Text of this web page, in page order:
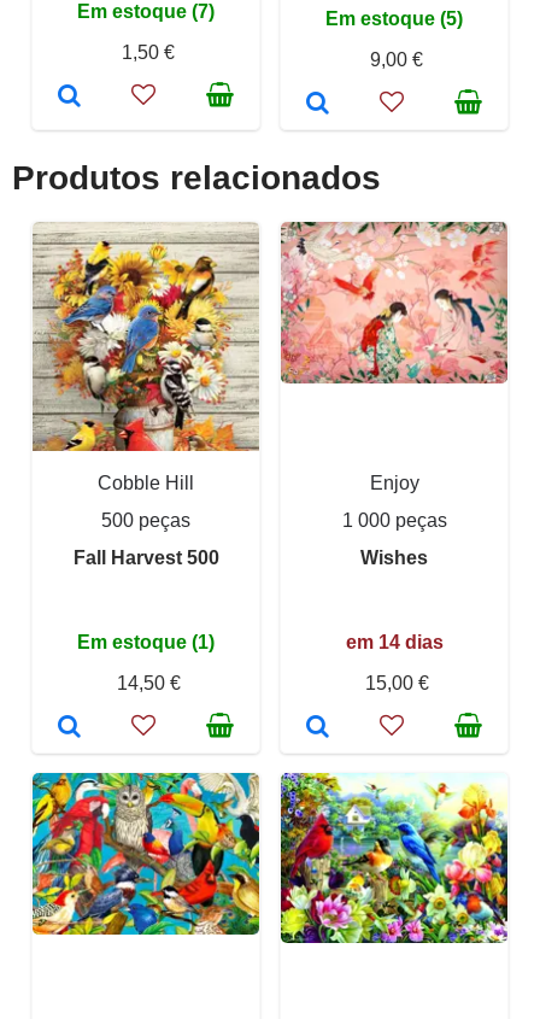
Em estoque (7)
1,50 €
Em estoque (5)
9,00 €
Produtos relacionados
Cobble Hill
500 peças
Fall Harvest 500
Em estoque (1)
14,50 €
Enjoy
1 000 peças
Wishes
em 14 dias
15,00 €